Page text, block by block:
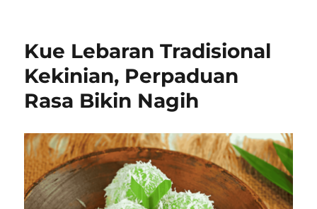
Kue Lebaran Tradisional
Kekinian, Perpaduan
Rasa Bikin Nagih